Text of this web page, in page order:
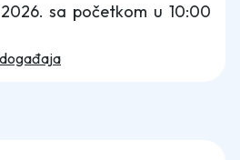
sa početkom u 10:00